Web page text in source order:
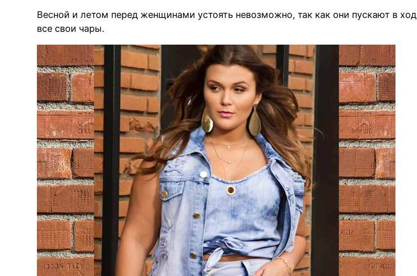
Весной и летом перед женщинами устоять невозможно, так как они пускают в ход
все свои чары.